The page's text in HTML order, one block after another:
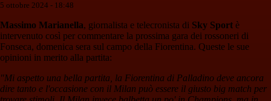
5 ottobre 2024 - 18:48
Massimo Marianella, giornalista e telecronista di Sky Sport è
intervenuto così per commentare la prossima gara dei rossoneri di
Fonseca, domenica sera sul campo della Fiorentina. Queste le sue
opinioni in merito alla partita:
"Mi aspetto una bella partita, la Fiorentina di Palladino deve ancora
dire tanto e l'occasione con il Milan può essere il giusto big match per